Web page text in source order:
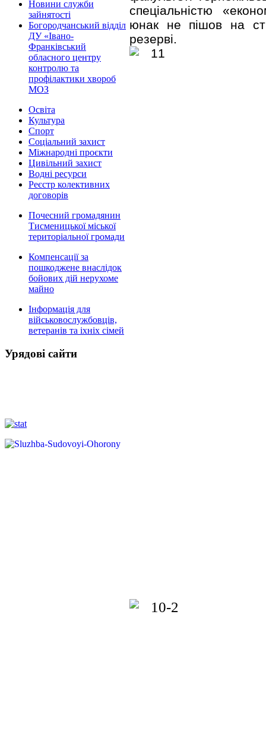
Новини служби
зайнятості
Богородчанський відділ
ДУ «Івано-
Франківський
обласного центру
контролю та
профілактики хвороб
МОЗ
Освіта
Культура
Спорт
Соціальний захист
Міжнародні проєкти
Цивільний захист
Водні ресурси
Реєстр колективних
договорів
Почесний громадянин
Тисменицької міської
територіальної громади
Компенсації за
пошкоджене внаслідок
бойових дій нерухоме
майно
Інформація для
військовослужбовців,
ветеранів та іхніх сімей
Урядові сайти
спеціальністю
юнак не пішов на
резерві.